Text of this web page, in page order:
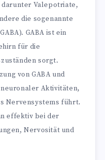
Valepotriate,
die sogenannte
GABA ist ein
für die
sorgt.
von GABA und
Aktivitäten,
Nervensystems führt.
effektiv bei der
Nervosität und